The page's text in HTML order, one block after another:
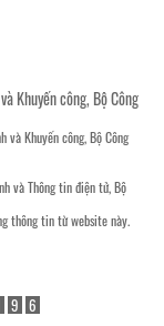
Khuyến công, Bộ Công
và Khuyến công, Bộ Công
và Thông tin điện tử, Bộ
thông tin từ website này.
9 6